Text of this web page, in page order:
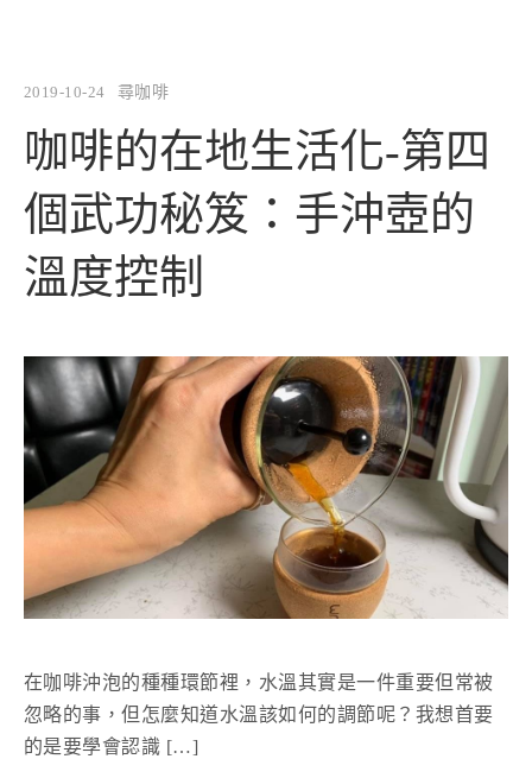
2019-10-24 尋咖啡
咖啡的在地生活化-第四
個武功秘笈：手沖壺的
溫度控制
在咖啡沖泡的種種環節裡，水溫其實是一件重要但常被
忽略的事，但怎麼知道水溫該如何的調節呢？我想首要
的是要學會認識 […]